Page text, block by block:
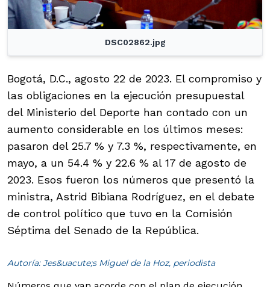
DSC02862.jpg
Bogotá, D.C., agosto 22 de 2023. El compromiso y
las obligaciones en la ejecución presupuestal
del Ministerio del Deporte han contado con un
aumento considerable en los últimos meses:
pasaron del 25.7 % y 7.3 %, respectivamente, en
mayo, a un 54.4 % y 22.6 % al 17 de agosto de
2023. Esos fueron los números que presentó la
ministra, Astrid Bibiana Rodríguez, en el debate
de control político que tuvo en la Comisión
Séptima del Senado de la República.
Autoría: Jes&uacute;s Miguel de la Hoz, periodista